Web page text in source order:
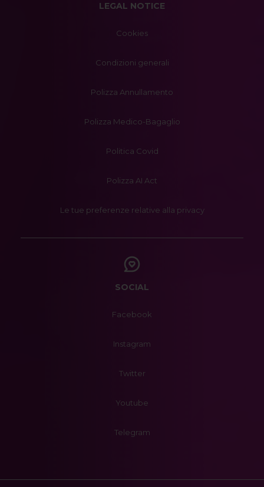
LEGAL NOTICE
Cookies
Condizioni generali
Polizza Annullamento
Polizza Medico-Bagaglio
Politica Covid
Polizza AI Act
Le tue preferenze relative alla privacy
SOCIAL
Facebook
Instagram
Twitter
Youtube
Telegram